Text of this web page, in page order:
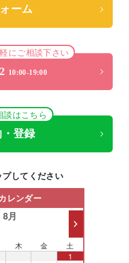
ーム
にご相談下さい
10:00-19:00
談はこちら
登録
してください
レンダー
月
木 金 土
1